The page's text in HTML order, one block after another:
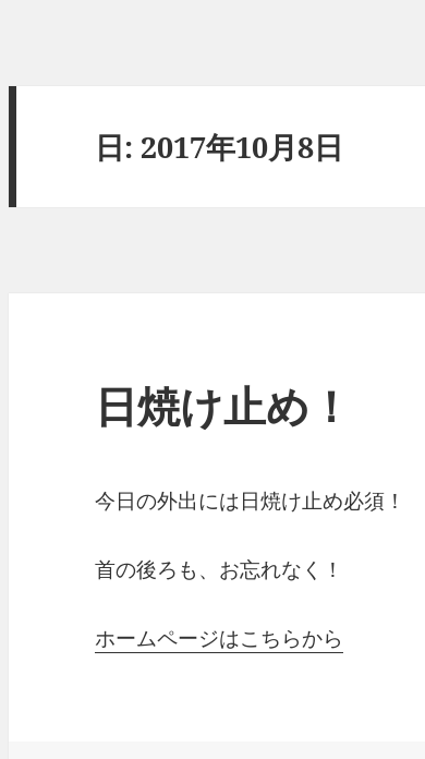
日: 2017年10月8日
日焼け止め！
今日の外出には日焼け止め必須！
首の後ろも、お忘れなく！
ホームページはこちらから